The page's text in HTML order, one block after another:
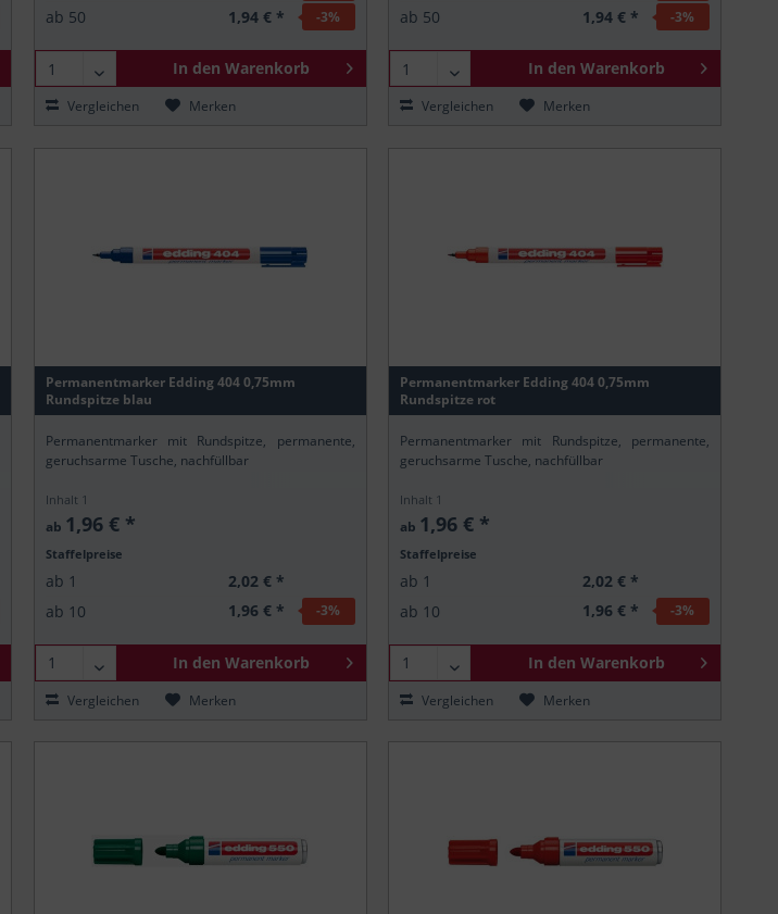
ab 50 1,94 € * -3%
In den Warenkorb
Vergleichen Merken
ab 50 1,94 € * -3%
In den Warenkorb
Vergleichen Merken
Permanentmarker Edding 404 0,75mm
Rundspitze blau
Permanentmarker mit Rundspitze, permanente,
geruchsarme Tusche, nachfüllbar
Inhalt 1
ab 1,96 € *
Staffelpreise
ab 1
2,02 € *
ab 10 1,96 € * -3%
In den Warenkorb
Vergleichen Merken
Permanentmarker Edding 404 0,75mm
Rundspitze rot
Permanentmarker mit Rundspitze, permanente,
geruchsarme Tusche, nachfüllbar
Inhalt 1
ab 1,96 € *
Staffelpreise
ab 1
2,02 € *
ab 10 1,96 € * -3%
In den Warenkorb
Vergleichen Merken